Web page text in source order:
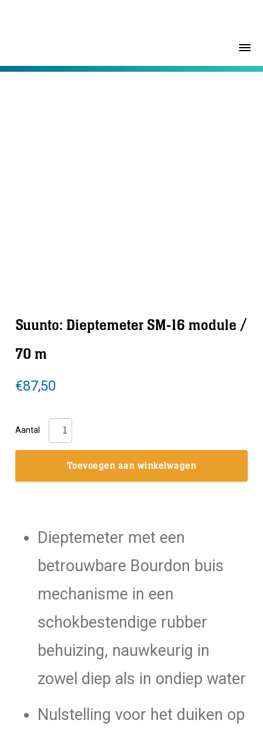
Suunto: Dieptemeter SM-16 module /
70 m
€87,50
Aantal
Suunto:
Dieptemeter
m
aantal
Toevoegen aan winkelwagen
Dieptemeter met een
betrouwbare Bourdon buis
mechanisme in een
schokbestendige rubber
behuizing, nauwkeurig in
zowel diep als in ondiep water
Nulstelling voor het duiken op